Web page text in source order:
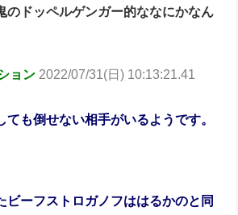
のドッペルゲンガー的ななにかなん
ョン 2022/07/31(日) 10:13:21.41
ても倒せない相手がいるようです。
ビーフストロガノフははるかのと同